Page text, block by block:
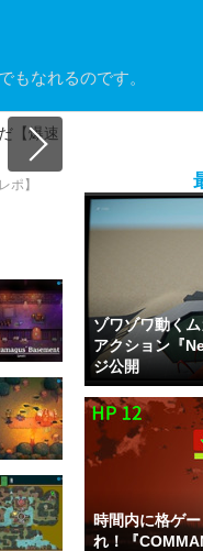
もなれるのです。
ポ】
ゾワゾワ動く
アクション『
ジ公開
時間内に格ゲ
れ！『